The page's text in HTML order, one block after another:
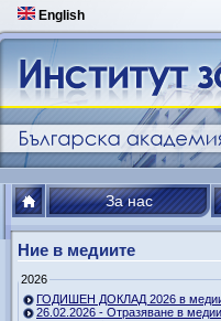
English
За нас
Ние в медиите
2026
ГОДИШЕН ДОКЛАД 2026 в
26.02.2026 - Отразяване в